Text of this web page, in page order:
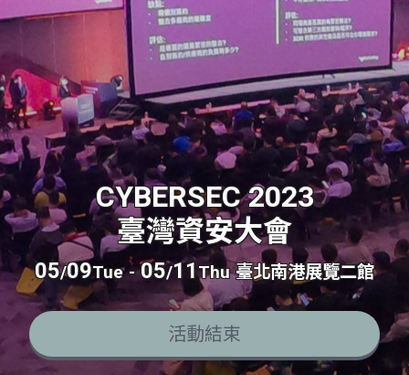
CYBERSEC 2023
臺灣資安大會
05/09Tue -05/11Thu 臺北南港展覽二館
活動結束